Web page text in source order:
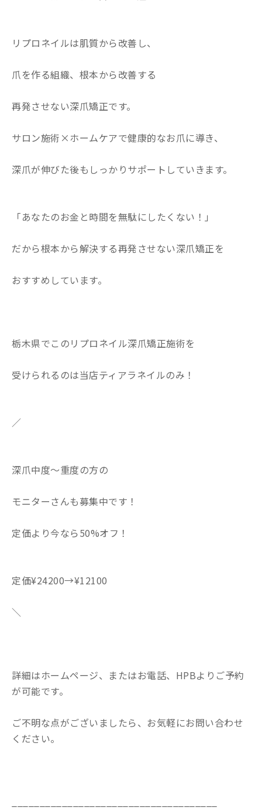
リプロネイルは肌質から改善し、
爪を作る組織、根本から改善する
再発させない深爪矯正です。
サロン施術×ホームケアで健康的なお爪に導き、
深爪が伸びた後もしっかりサポートしていきます。
「あなたのお金と時間を無駄にしたくない！」
だから根本から解決する再発させない深爪矯正を
おすすめしています。
栃木県でこのリプロネイル深爪矯正施術を
受けられるのは当店ティアラネイルのみ！
／
深爪中度〜重度の方の
モニターさんも募集中です！
定価より今なら50%オフ！
定価¥24200→¥12100
＼
詳細はホームページ、またはお電話、HPBよりご予約
が可能です。
ご不明な点がございましたら、お気軽にお問い合わせ
ください。